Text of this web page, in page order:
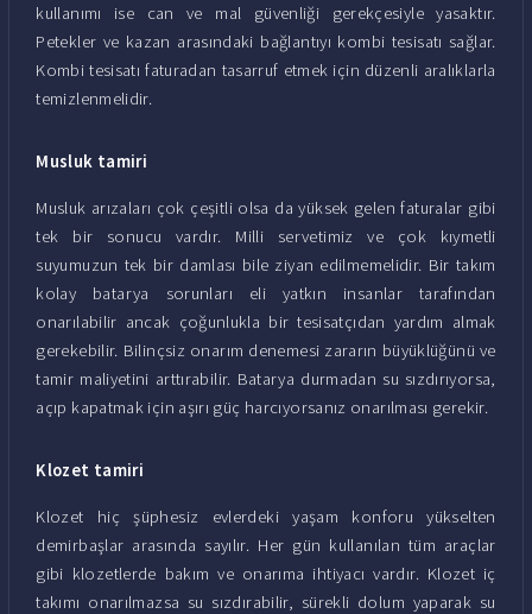
kullanımı ise can ve mal güvenliği gerekçesiyle yasaktır.
Petekler ve kazan arasındaki bağlantıyı kombi tesisatı sağlar.
Kombi tesisatı faturadan tasarruf etmek için düzenli aralıklarla
temizlenmelidir.
Musluk tamiri
Musluk arızaları çok çeşitli olsa da yüksek gelen faturalar gibi
tek bir sonucu vardır. Milli servetimiz ve çok kıymetli
suyumuzun tek bir damlası bile ziyan edilmemelidir. Bir takım
kolay batarya sorunları eli yatkın insanlar tarafından
onarılabilir ancak çoğunlukla bir tesisatçıdan yardım almak
gerekebilir. Bilinçsiz onarım denemesi zararın büyüklüğünü ve
tamir maliyetini arttırabilir. Batarya durmadan su sızdırıyorsa,
açıp kapatmak için aşırı güç harcıyorsanız onarılması gerekir.
Klozet tamiri
Klozet hiç şüphesiz evlerdeki yaşam konforu yükselten
demirbaşlar arasında sayılır. Her gün kullanılan tüm araçlar
gibi klozetlerde bakım ve onarıma ihtiyacı vardır. Klozet iç
takımı onarılmazsa su sızdırabilir, sürekli dolum yaparak su